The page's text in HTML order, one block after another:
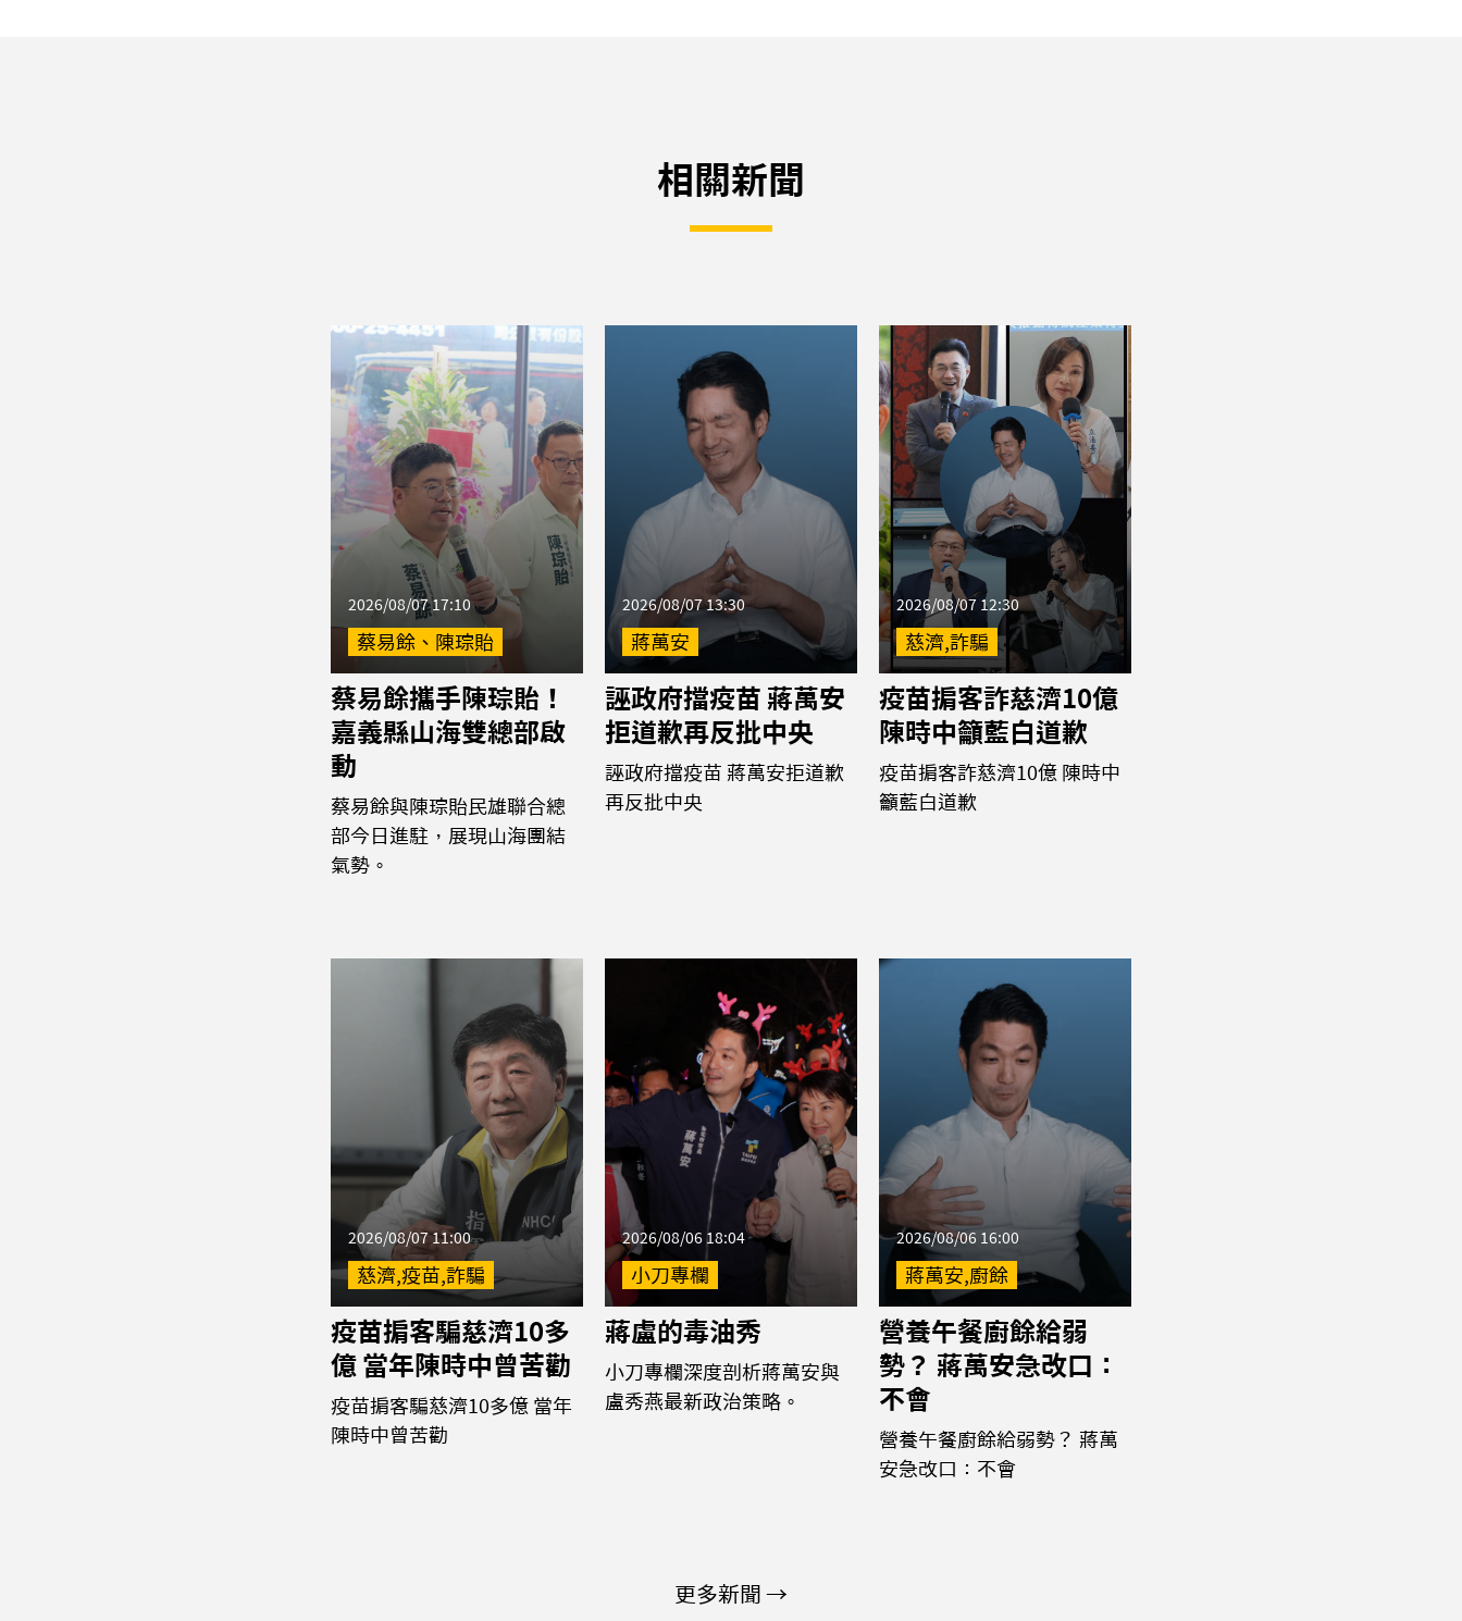
相關新聞
2026/08/07 17:10
蔡易餘、陳琮貽
蔡易餘攜手陳琮貽！
嘉義縣山海雙總部啟
動
蔡易餘與陳琮貽民雄聯合總
部今日進駐，展現山海團結
氣勢。
2026/08/07 13:30
蔣萬安
誣政府擋疫苗 蔣萬安
拒道歉再反批中央
誣政府擋疫苗 蔣萬安拒道歉
再反批中央
2026/08/07 12:30
慈濟,詐騙
疫苗掮客詐慈濟10億
陳時中籲藍白道歉
疫苗掮客詐慈濟10億 陳時中
籲藍白道歉
2026/08/07 11:00
慈濟,疫苗,詐騙
疫苗掮客騙慈濟10多
億 當年陳時中曾苦勸
疫苗掮客騙慈濟10多億 當年
陳時中曾苦勸
2026/08/06 18:04
小刀專欄
蔣盧的毒油秀
小刀專欄深度剖析蔣萬安與
盧秀燕最新政治策略。
2026/08/06 16:00
蔣萬安,廚餘
營養午餐廚餘給弱
勢？ 蔣萬安急改口：
不會
營養午餐廚餘給弱勢？ 蔣萬
安急改口：不會
更多新聞 →